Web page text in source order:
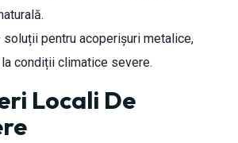
pentru acoperișuri metalice,
condiții climatice severe.
Locali De